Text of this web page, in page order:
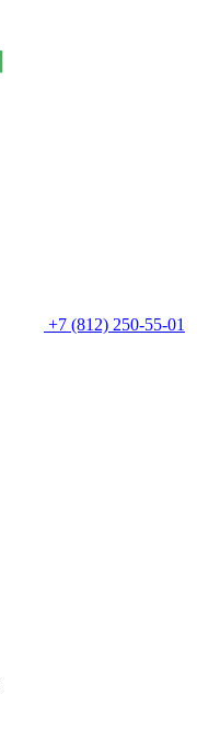
+7 (812) 250-55-01